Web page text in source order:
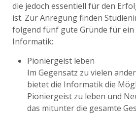
die jedoch essentiell für den
ist. Zur Anregung finden
folgend fünf gute Gründe für ein
Informatik:
Pioniergeist leben
Im Gegensatz zu vielen
bietet die Informatik die
Pioniergeist zu leben und
das mitunter die gesamte